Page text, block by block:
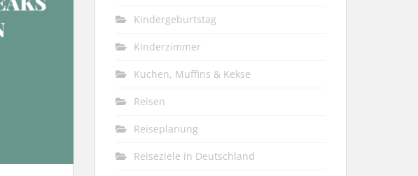
Kindergeburtstag
Kinderzimmer
Kuchen, Muffins & Kekse
Reisen
Reiseplanung
Reiseziele in Deutschland